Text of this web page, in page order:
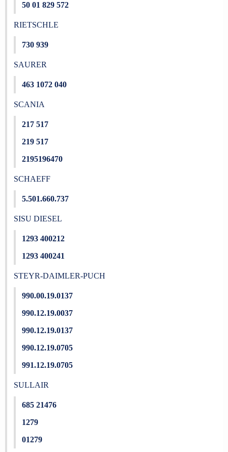
50 01 829 572
RIETSCHLE
730 939
SAURER
463 1072 040
SCANIA
217 517
219 517
2195196470
SCHAEFF
5.501.660.737
SISU DIESEL
1293 400212
1293 400241
STEYR-DAIMLER-PUCH
990.00.19.0137
990.12.19.0037
990.12.19.0137
990.12.19.0705
991.12.19.0705
SULLAIR
685 21476
1279
01279